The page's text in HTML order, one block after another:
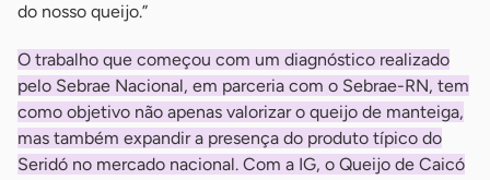
do nosso queijo.”
O trabalho que começou com um diagnóstico realizado
pelo Sebrae Nacional, em parceria com o Sebrae-RN, tem
como objetivo não apenas valorizar o queijo de manteiga,
mas também expandir a presença do produto típico do
Seridó no mercado nacional. Com a IG, o Queijo de Caicó